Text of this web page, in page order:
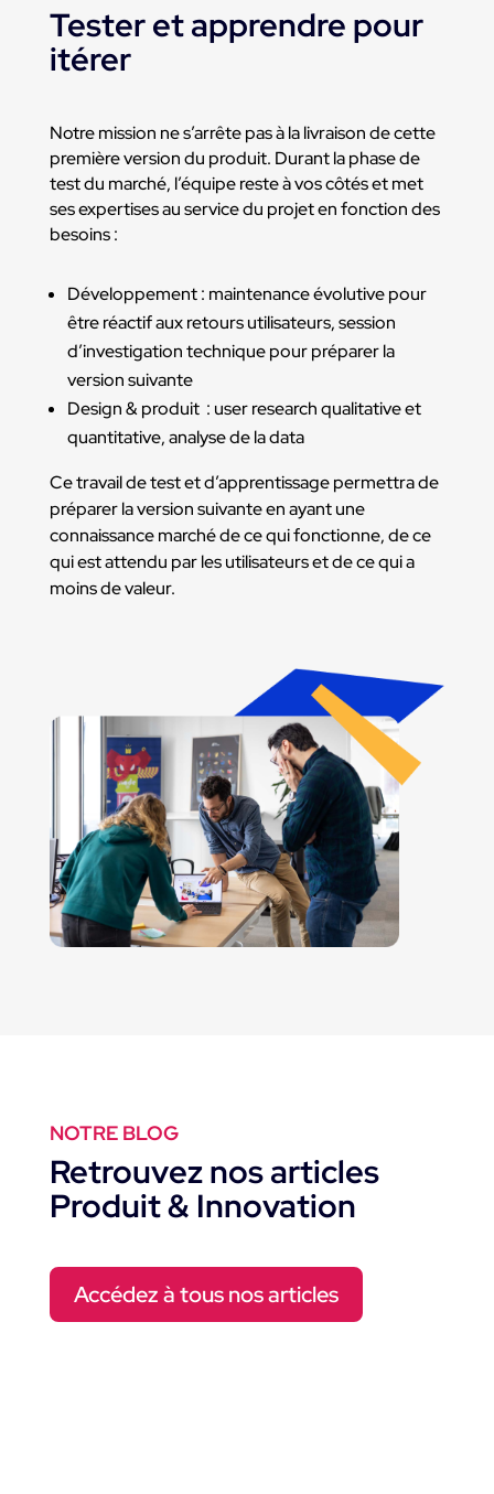
Tester et apprendre pour
itérer
Notre mission ne s’arrête pas à la livraison de cette
première version du produit. Durant la phase de
test du marché, l’équipe reste à vos côtés et met
ses expertises au service du projet en fonction des
besoins :
Développement : maintenance évolutive pour
être réactif aux retours utilisateurs, session
d’investigation technique pour préparer la
version suivante
Design & produit : user research qualitative et
quantitative, analyse de la data
Ce travail de test et d’apprentissage permettra de
préparer la version suivante en ayant une
connaissance marché de ce qui fonctionne, de ce
qui est attendu par les utilisateurs et de ce qui a
moins de valeur.
NOTRE BLOG
Retrouvez nos articles
Produit & Innovation
Accédez à tous nos articles